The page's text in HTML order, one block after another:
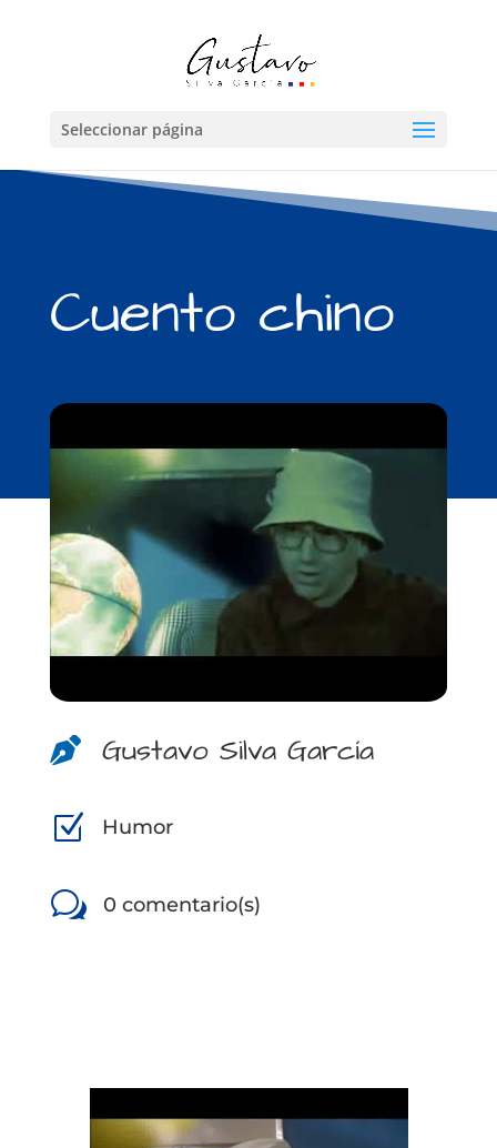
Seleccionar página
Cuento chino
 Gustavo Silva García
Z Humor
w 0 comentario(s)